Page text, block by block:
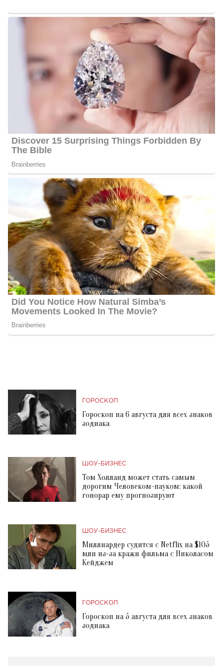
ГОРОСКОП
Гороскоп на 6 августа для всех знаков
зодиака
ШОУ-БИЗНЕС
Том Холланд может стать самым
дорогим Человеком-пауком: какой
гонорар ему прогнозируют
ШОУ-БИЗНЕС
Миллиардер судится с Netflix на $105
млн из-за кражи фильма с Николасом
Кейджем
ГОРОСКОП
Гороскоп на 5 августа для всех знаков
зодиака